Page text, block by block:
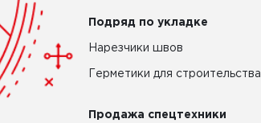
Подряд по укладке
Нарезчики швов
Герметики для строительства
Продажа спецтехники